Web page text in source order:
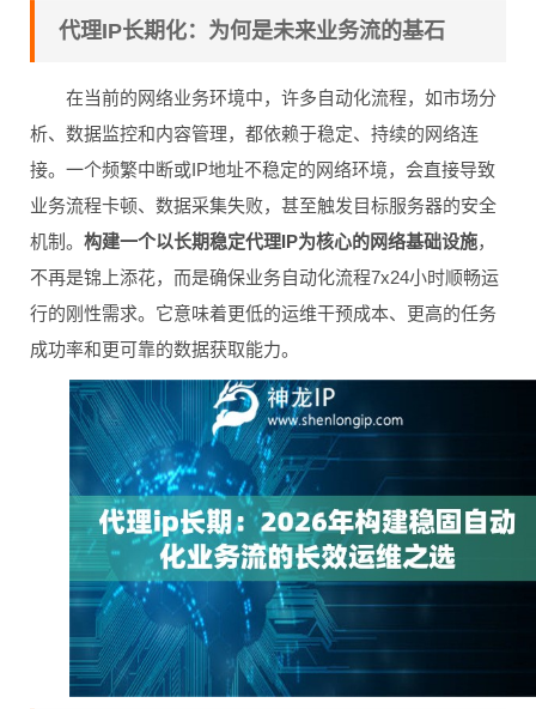
代理IP长期化：为何是未来业务流的基石
在当前的网络业务环境中，许多自动化流程，如市场分
析、数据监控和内容管理，都依赖于稳定、持续的网络连
接。一个频繁中断或IP地址不稳定的网络环境，会直接导致
业务流程卡顿、数据采集失败，甚至触发目标服务器的安全
机制。 构建一个以长期稳定代理IP为核心的网络基础设施，
不再是锦上添花，而是确保业务自动化流程7x24小时顺畅运
行的刚性需求。它意味着更低的运维干预成本、更高的任务
成功率和更可靠的数据获取能力。